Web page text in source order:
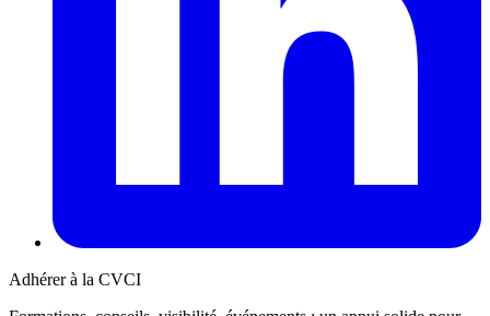
Adhérer à la CVCI